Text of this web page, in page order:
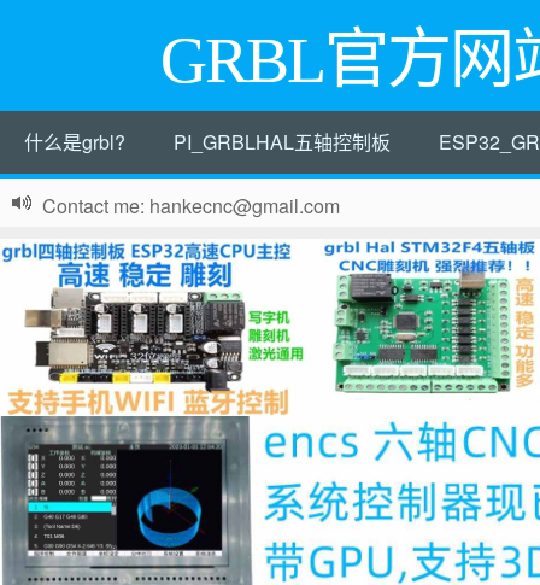
GRBL官方网
什么是grbl? PI_GRBLHAL五轴控制板
Contact me: hankecnc@gmail.com